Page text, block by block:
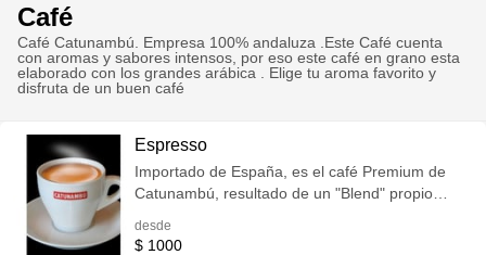
Café
Café Catunambú. Empresa 100% andaluza .Este Café cuenta
con aromas y sabores intensos, por eso este café en grano esta
elaborado con los grandes arábica . Elige tu aroma favorito y
disfruta de un buen café
Espresso
Importado de España, es el café Premium de
Catunambú, resultado de un "Blend" propio
Guatemala Volcán de Oro, Costa Rica Tarrazú,
desde
$ 1000